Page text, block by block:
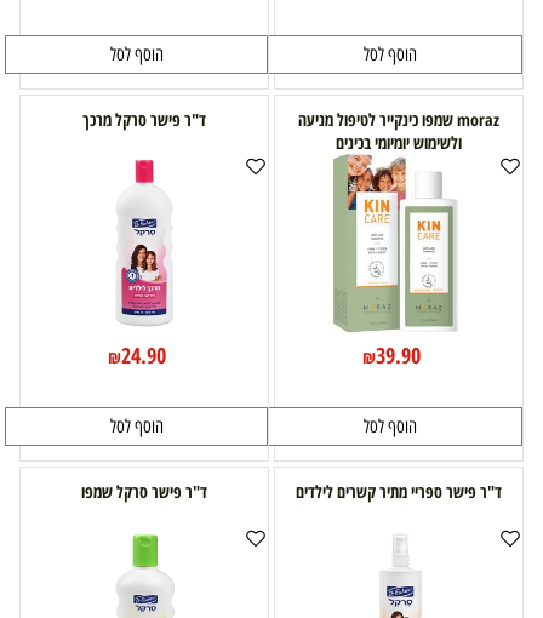
הוסף לסל הוסף לסל
moraz שמפו כינקייר לטיפול מניעה
ולשימוש יומיומי בכינים
₪39.90
הוסף לסל
ד"ר פישר סרקל מרכך
₪24.90
הוסף לסל
ד"ר פישר ספריי מתיר קשרים לילדים ד"ר פישר סרקל שמפו